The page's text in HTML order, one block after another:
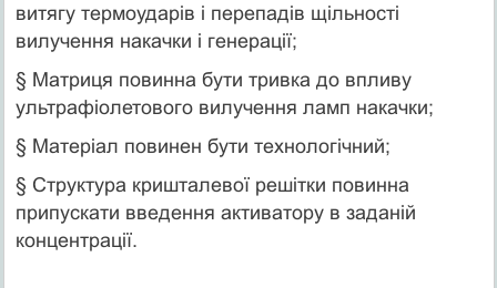
витягу термоударів і перепадів щільності
вилучення накачки і генерації;
§ Матриця повинна бути тривка до впливу
ультрафіолетового вилучення ламп накачки;
§ Матеріал повинен бути технологічний;
§ Структура кришталевої решітки повинна
припускати введення активатору в заданій
концентрації.